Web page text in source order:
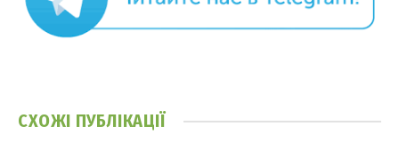
СХОЖІ ПУБЛІКАЦІЇ